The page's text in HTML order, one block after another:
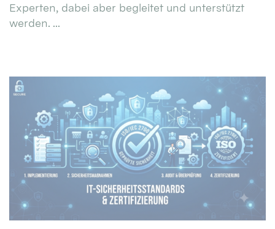
Experten, dabei aber begleitet und unterstützt
werden. ...